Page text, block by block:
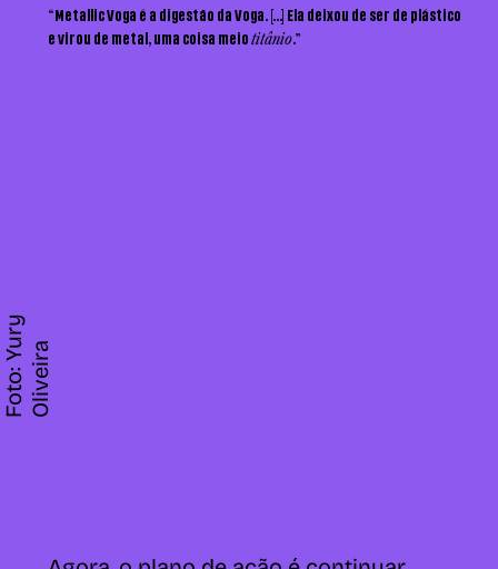
“Metallic Voga é a digestão da Voga. [...] Ela deixou de ser de plástico
e virou de metal, uma coisa meio titânio.”
F
o
t
o
:
Y
u
r
y
O
l
i
v
e
i
ra